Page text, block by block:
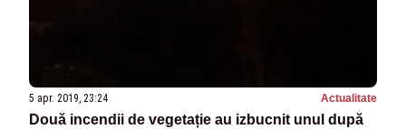
5 apr. 2019, 23:24 Actualitate
Două incendii de vegetație au izbucnit unul după